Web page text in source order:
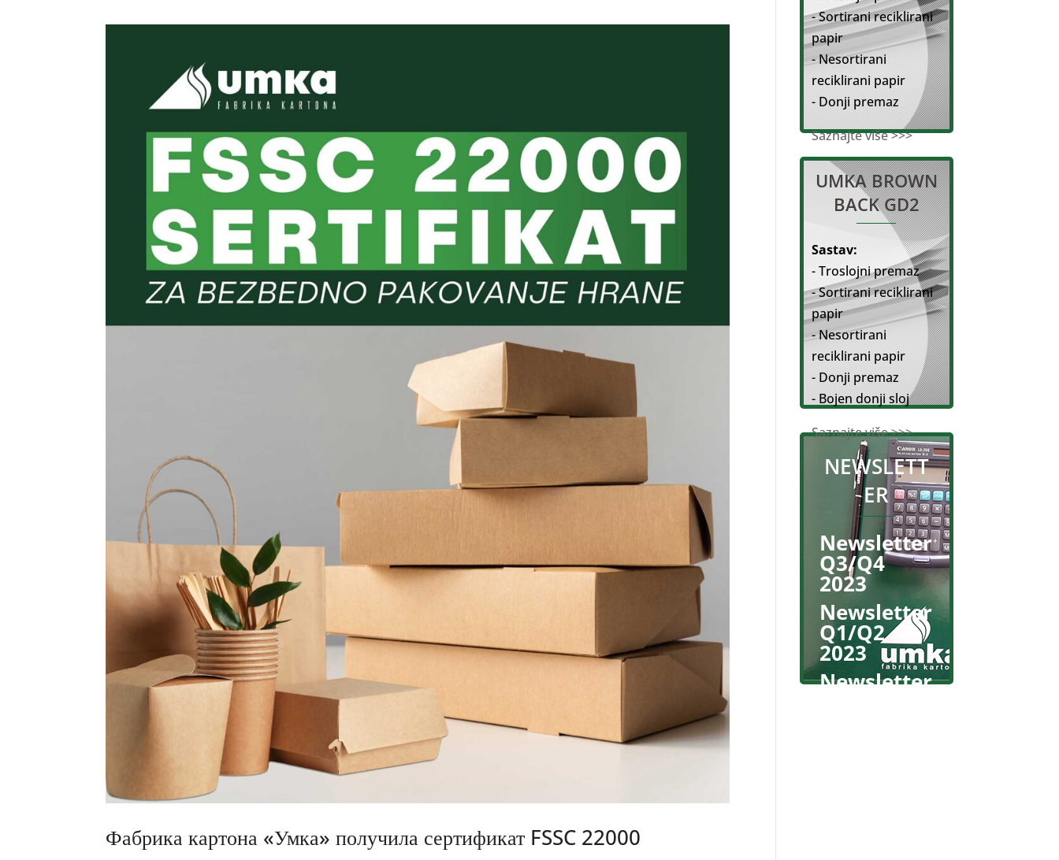
Фабрика картона «Умка» получила сертификат FSSC 22000
- Sortirani reciklirani
papir
- Nesortirani
reciklirani papir
- Donji premaz
Saznajte više >>>
UMKA BROWN
BACK GD2
Sastav:
- Troslojni premaz
- Sortirani reciklirani
papir
- Nesortirani
reciklirani papir
- Donji premaz
- Bojen donji sloj
Saznajte više >>>
NEWSLETT
ER
Newsletter
Q3/Q4
2023
Newsletter
Q1/Q2
2023
Newsletter